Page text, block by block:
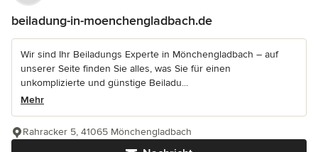
beiladung-in-moenchengladbach.de
Wir sind Ihr Beiladungs Experte in Mönchengladbach – auf
unserer Seite finden Sie alles, was Sie für einen
unkomplizierte und günstige Beiladu...
Mehr
Rahracker 5, 41065 Mönchengladbach